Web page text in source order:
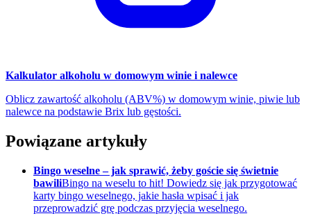
Kalkulator alkoholu w domowym winie i nalewce
Oblicz zawartość alkoholu (ABV%) w domowym winie, piwie lub
nalewce na podstawie Brix lub gęstości.
Powiązane artykuły
Bingo weselne – jak sprawić, żeby goście się świetnie
bawiliBingo na weselu to hit! Dowiedz się jak przygotować
karty bingo weselnego, jakie hasła wpisać i jak
przeprowadzić grę podczas przyjęcia weselnego.